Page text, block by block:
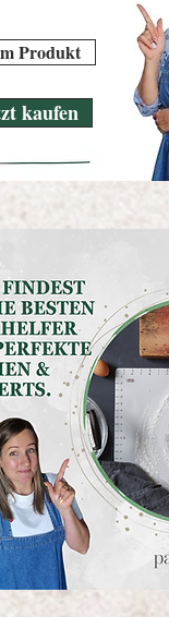
kaufen
Produkt